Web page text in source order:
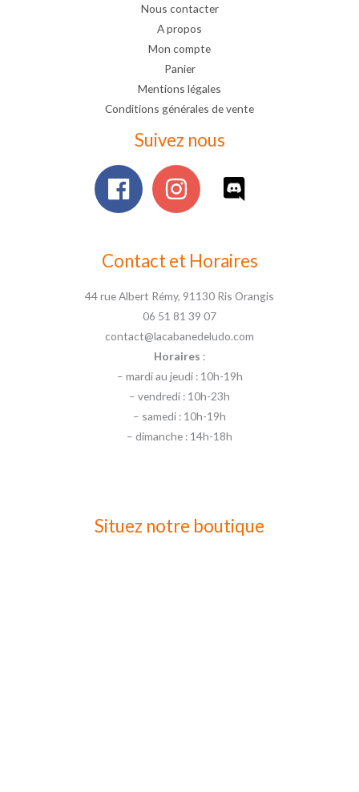
Nous contacter
A propos
Mon compte
Panier
Mentions légales
Conditions générales de vente
Suivez nous
Contact et Horaires
44 rue Albert Rémy, 91130 Ris Orangis
06 51 81 39 07
contact@lacabanedeludo.com
Horaires :
– mardi au jeudi : 10h-19h
– vendredi : 10h-23h
– samedi : 10h-19h
– dimanche : 14h-18h
Situez notre boutique